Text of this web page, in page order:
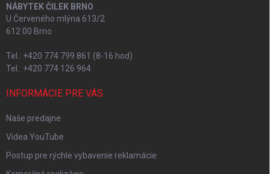
NÁBYTEK ČILEK BRNO
U Červeného mlýna 613/2
612 00 Brno
Tel.: +420 774 799 861 (8-16 hod)
Tel.: +420 774 126 964
INFORMÁCIE PRE VÁS
Naše predajne
Videa YouTube
Postup pre rýchle vybavenie reklamácie